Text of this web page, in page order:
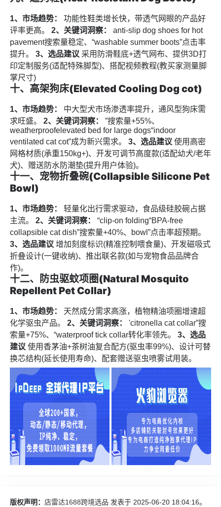
1、市场趋势：
功能性鞋类增长快，带透气网眼的产品好
评率更高。 2、关键词洞察：
anti-slip dog shoes for hot
pavement搜索量稳定、“washable summer boots”点击率
提升。 3、选品建议 采用防滑鞋底+透气网布、提供3D打
印定制服务(适配特殊脚型)、搭配视频教程(教买家测量脚
掌尺寸)
十、高架狗床(Elevated Cooling Dog cot)
1、市场趋势：
中大型犬市场渗透率提升，通风型狗床需
求旺盛。 2、关键词洞察：
”搜索量+55%、
weatherproofelevated bed for large dogs“indoor
ventilated cat cot”成为新兴需求。 3、选品建议 使用高密
网格材质(承重150kg+)、开发可调节高度款(适配幼犬/老年
犬)、赠送防水防潮垫(提升用户体验)。
十一、宠物折叠碗(Collapsible Silicone Pet
Bowl)
1、市场趋势：
轻量化出行需求驱动，食品级硅胶碗占据
主流。 2、关键词洞察：
“clip-on folding“BPA-free
collapsible cat dish”搜索量+40%、bowl”点击率超预期。
3、选品建议 增加刻度标识(精准控制喂食量)、开发磁吸式
折叠设计(一键收纳)、推出联名款(如与宠物食品品牌合
作)。
十二、防虫驱蚊项圈(Natural Mosquito
Repellent Pet Collar)
1、市场趋势：
天然成分需求高涨，植物精油项圈增速超
化学驱虫产品。 2、关键词洞察：
'citronella cat collar”搜
索量+75%、“waterproof tick collar转化率领先。 3、选品
建议 使用香茅油+茶树油复合配方(驱虫率99%)、设计可替
换芯结构(延长使用寿命)、配套赠送驱虫喷雾试用装。
版权声明： 店雷达1688跨境选品 发表于 2025-06-20 18:04:16。